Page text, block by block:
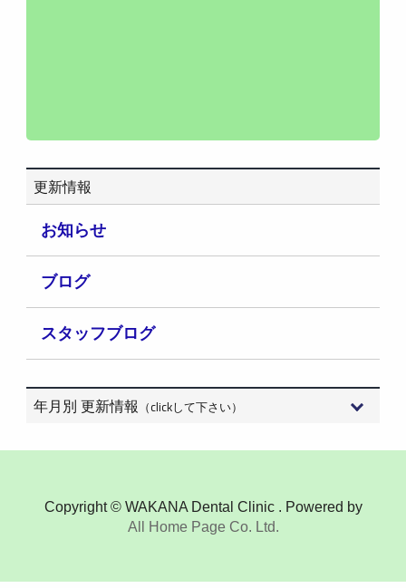
更新情報
お知らせ
ブログ
スタッフブログ
年月別 更新情報 （clickして下さい）
2026年8月 (3)
2026年7月 (15)
Copyright © WAKANA Dental Clinic . Powered by
All Home Page Co. Ltd.